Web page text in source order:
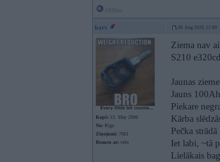
kars 30. Aug 2020, 12:00
Kopš: 13. May 2006
No: Rīga
Ziņojumi: 7661
Braucu ar: velo
Ziema nav
S210
Jaunas
Jauns
Piekare
Kārba
Pečka strādā
Iet labi, ~tā
Lielākais